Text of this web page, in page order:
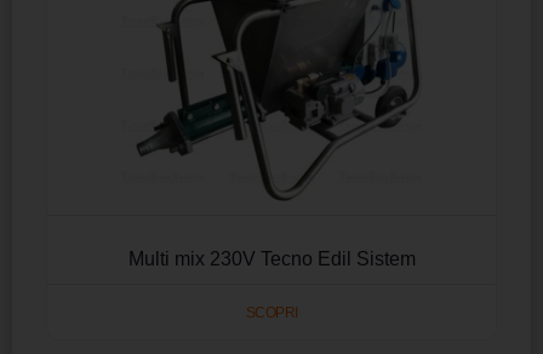
Multi mix 230V Tecno Edil Sistem
SCOPRI